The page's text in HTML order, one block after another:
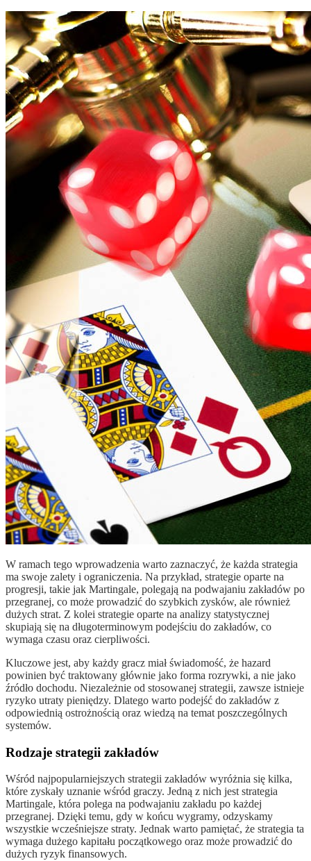
W ramach tego wprowadzenia warto zaznaczyć, że każda strategia
ma swoje zalety i ograniczenia. Na przykład, strategie oparte na
progresji, takie jak Martingale, polegają na podwajaniu zakładów po
przegranej, co może prowadzić do szybkich zysków, ale również
dużych strat. Z kolei strategie oparte na analizy statystycznej
skupiają się na długoterminowym podejściu do zakładów, co
wymaga czasu oraz cierpliwości.
Kluczowe jest, aby każdy gracz miał świadomość, że hazard
powinien być traktowany głównie jako forma rozrywki, a nie jako
źródło dochodu. Niezależnie od stosowanej strategii, zawsze istnieje
ryzyko utraty pieniędzy. Dlatego warto podejść do zakładów z
odpowiednią ostrożnością oraz wiedzą na temat poszczególnych
systemów.
Rodzaje strategii zakładów
Wśród najpopularniejszych strategii zakładów wyróżnia się kilka,
które zyskały uznanie wśród graczy. Jedną z nich jest strategia
Martingale, która polega na podwajaniu zakładu po każdej
przegranej. Dzięki temu, gdy w końcu wygramy, odzyskamy
wszystkie wcześniejsze straty. Jednak warto pamiętać, że strategia ta
wymaga dużego kapitału początkowego oraz może prowadzić do
dużych ryzyk finansowych.